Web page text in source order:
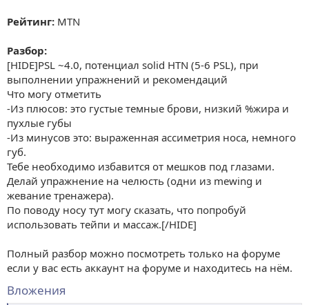
Рейтинг: MTN
Разбор:
[HIDE]PSL ~4.0, потенциал solid HTN (5-6 PSL), при
выполнении упражнений и рекомендаций
Что могу отметить
-Из плюсов: это густые темные брови, низкий %жира и
пухлые губы
-Из минусов это: выраженная ассиметрия носа, немного
губ.
Тебе необходимо избавится от мешков под глазами.
Делай упражнение на челюсть (одни из mewing и
жевание тренажера).
По поводу носу тут могу сказать, что попробуй
использовать тейпи и массаж.[/HIDE]
Полный разбор можно посмотреть только на форуме
если у вас есть аккаунт на форуме и находитесь на нём.
Вложения